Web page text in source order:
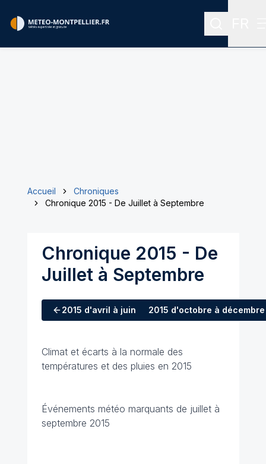
Accueil
Chroniques
Chronique 2015 - De Juillet à Septembre
Chronique 2015 - De
Juillet à Septembre
2015 d'avril à juin 2015 d'octobre à décembre
Climat et écarts à la normale des
températures et des pluies en 2015
Événements météo marquants de juillet à
septembre 2015